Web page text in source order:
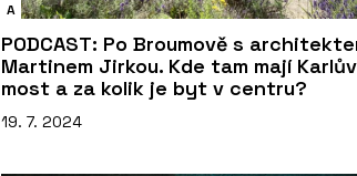
A
PODCAST: Po Broumově s
Martinem Jirkou. Kde tam mají Karlův
most a za kolik je byt v centru?
19. 7. 2024